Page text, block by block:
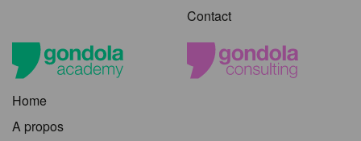
Contact
Home
A propos